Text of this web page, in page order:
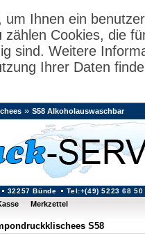
um Ihnen ein
zählen Cookies, die
sind. Weitere
Ihrer Daten
32257 Bünde Tel:+(49) 5223 68 50
» S58 Alkoholauswaschbar
Merkzettel
S58